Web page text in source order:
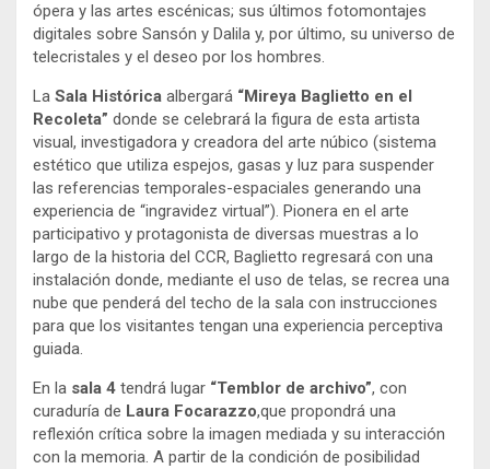
ópera y las artes escénicas; sus últimos fotomontajes
digitales sobre Sansón y Dalila y, por último, su universo de
telecristales y el deseo por los hombres.
La Sala Histórica albergará “Mireya Baglietto en el
Recoleta” donde se celebrará la figura de esta artista
visual, investigadora y creadora del arte núbico (sistema
estético que utiliza espejos, gasas y luz para suspender
las referencias temporales-espaciales generando una
experiencia de “ingravidez virtual”). Pionera en el arte
participativo y protagonista de diversas muestras a lo
largo de la historia del CCR, Baglietto regresará con una
instalación donde, mediante el uso de telas, se recrea una
nube que penderá del techo de la sala con instrucciones
para que los visitantes tengan una experiencia perceptiva
guiada.
En la sala 4 tendrá lugar “Temblor de archivo”, con
curaduría de Laura Focarazzo,que propondrá una
reflexión crítica sobre la imagen mediada y su interacción
con la memoria. A partir de la condición de posibilidad